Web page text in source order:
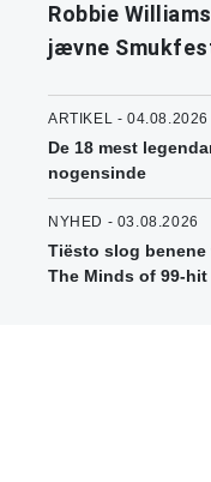
Robbie
jævne
ARTIKEL - 04.08.2026
De 18 mest
nogensinde
NYHED - 03.08.2026
Tiësto slog
The Minds of 99-hit